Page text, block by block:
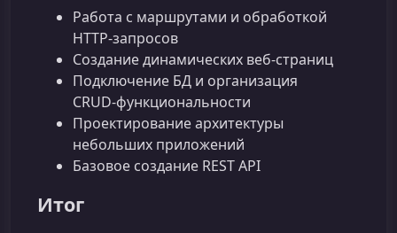
Работа с маршрутами и обработкой
HTTP‑запросов
Создание динамических веб‑страниц
Подключение БД и организация
CRUD‑функциональности
Проектирование архитектуры
небольших приложений
Базовое создание REST API
Итог